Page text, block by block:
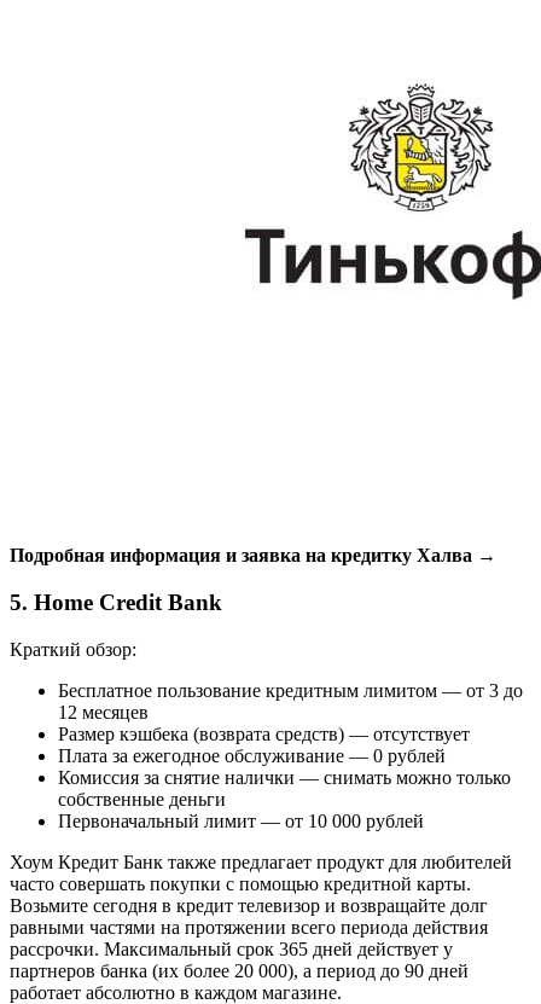
Подробная информация и заявка на кредитку Халва →
5. Home Credit Bank
Краткий обзор:
Бесплатное пользование кредитным лимитом — от 3 до
12 месяцев
Размер кэшбека (возврата средств) — отсутствует
Плата за ежегодное обслуживание — 0 рублей
Комиссия за снятие налички — снимать можно только
собственные деньги
Первоначальный лимит — от 10 000 рублей
Хоум Кредит Банк также предлагает продукт для любителей
часто совершать покупки с помощью кредитной карты.
Возьмите сегодня в кредит телевизор и возвращайте долг
равными частями на протяжении всего периода действия
рассрочки. Максимальный срок 365 дней действует у
партнеров банка (их более 20 000), а период до 90 дней
работает абсолютно в каждом магазине.